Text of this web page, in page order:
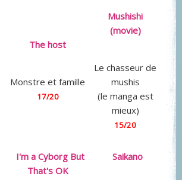
The host
Monstre et famille
17/20
Mushishi
(movie)
Le chasseur de
mushis
(le manga est
mieux)
15/20
I'm a Cyborg But
That's OK
Saikano